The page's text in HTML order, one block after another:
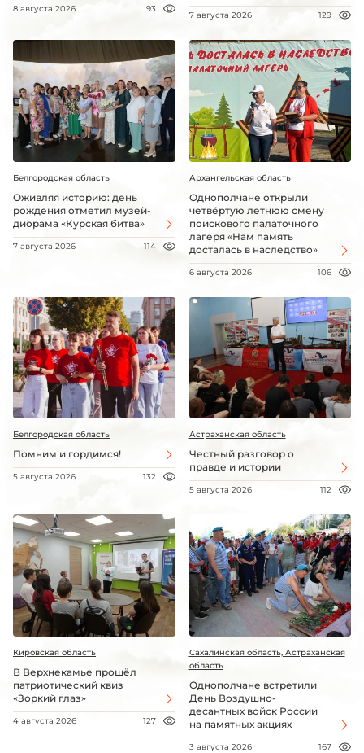
8 августа 2026 93
7 августа 2026 129
Белгородская область
Оживляя историю: день
рождения отметил музей-
диорама «Курская битва»
7 августа 2026 114
Архангельская область
Однополчане открыли
четвёртую летнюю смену
поискового палаточного
лагеря «Нам память
досталась в наследство»
6 августа 2026 106
Белгородская область
Помним и гордимся!
5 августа 2026 132
Астраханская область
Честный разговор о
правде и истории
5 августа 2026 112
Кировская область
В Верхнекамье прошёл
патриотический квиз
«Зоркий глаз»
4 августа 2026 127
Сахалинская область, Астраханская
область
Однополчане встретили
День Воздушно-
десантных войск России
на памятных акциях
3 августа 2026 167